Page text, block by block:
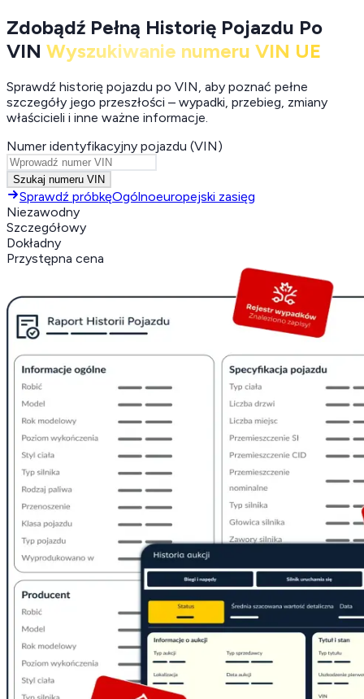
Zdobądź Pełną Historię Pojazdu Po
VIN Wyszukiwanie numeru VIN UE
Sprawdź historię pojazdu po VIN, aby poznać pełne
szczegóły jego przeszłości – wypadki, przebieg, zmiany
właścicieli i inne ważne informacje.
Numer identyfikacyjny pojazdu (VIN)
Szukaj numeru VIN
Sprawdź próbkęOgólnoeuropejski zasięg
Niezawodny
Szczegółowy
Dokładny
Przystępna cena